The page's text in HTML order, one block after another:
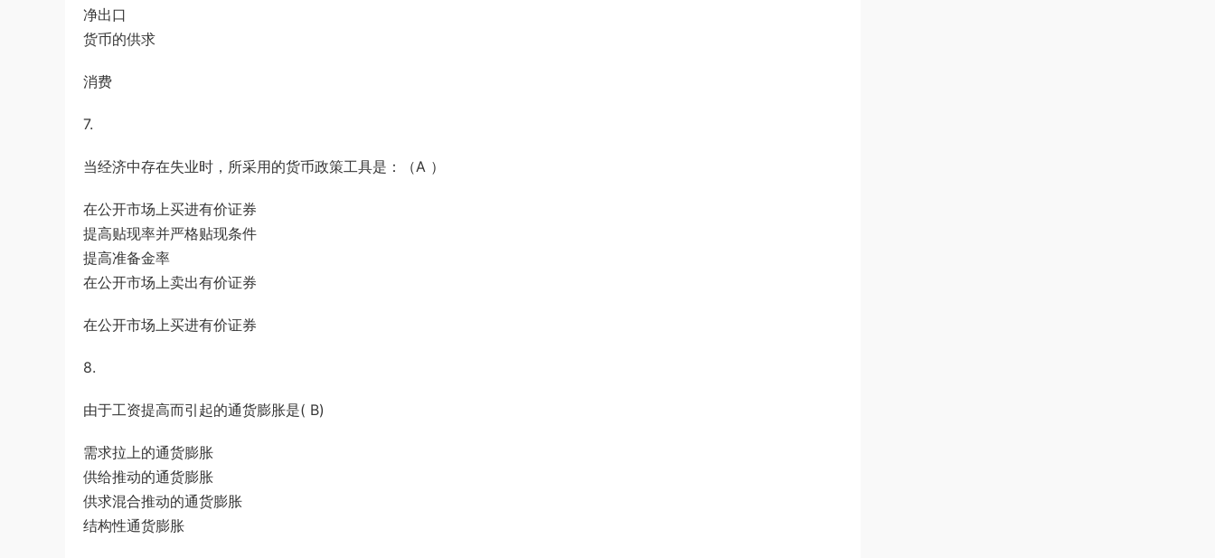
净出口
货币的供求
消费
7.
当经济中存在失业时，所采用的货币政策工具是：（A ）
在公开市场上买进有价证券
提高贴现率并严格贴现条件
提高准备金率
在公开市场上卖出有价证券
在公开市场上买进有价证券
8.
由于工资提高而引起的通货膨胀是( B)
需求拉上的通货膨胀
供给推动的通货膨胀
供求混合推动的通货膨胀
结构性通货膨胀